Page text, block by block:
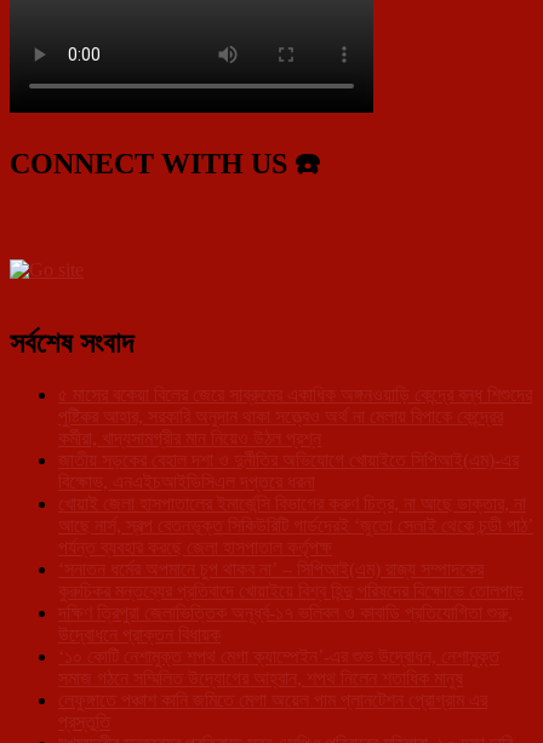
CONNECT WITH US ☎️
সর্বশেষ সংবাদ
৫ মাসের বকেয়া বিলের জেরে সাব্রুমের একাধিক অঙ্গনওয়াড়ি কেন্দ্রে বন্ধ শিশুদের
পুষ্টিকর আহার, সরকারি অনুদান থাকা সত্ত্বেও অর্থ না মেলায় বিপাকে কেন্দ্রের
কর্মীরা, খাদ্যসামগ্রীর মান নিয়েও উঠল প্রশ্ন
জাতীয় সড়কের বেহাল দশা ও দুর্নীতির অভিযোগে খোয়াইতে সিপিআই(এম)-এর
বিক্ষোভ, এনএইচআইডিসিএল দপ্তরে ধরনা
খোয়াই জেলা হাসপাতালের ইমার্জেন্সি বিভাগের করুণ চিত্র, না আছে ডাক্তার, না
আছে নার্স, স্বল্প বেতনভূক্ত সিকিউরিটি গার্ডদেরই ‘জুতো সেলাই থেকে চন্ডী পাঠ’
পর্যন্ত ব্যবহার করছে জেলা হাসপাতাল কর্তৃপক্ষ
‘সনাতন ধর্মের অপমানে চুপ থাকব না’ – সিপিআই(এম) রাজ্য সম্পাদকের
কুরুচিকর মন্তব্যের প্রতিবাদে খোয়াইয়ে বিশ্ব হিন্দু পরিষদের বিক্ষোভে তোলপাড়
দক্ষিণ ত্রিপুরা জেলাভিত্তিক অনূর্ধ্ব-১৭ ভলিবল ও কাবাডি প্রতিযোগিতা শুরু,
উদ্বোধনে প্রাক্তন বিধায়ক
‘১০ কোটি নেশামুক্ত শপথ মেগা ক্যাম্পেইন’-এর শুভ উদ্বোধন, নেশামুক্ত
সমাজ গঠনে সম্মিলিত উদ্যোগের আহ্বান, শপথ নিলেন শতাধিক মানুষ
লেফুঙ্গাতে পঞ্চাশ কানি জমিতে মেগা অয়েল পাম প্লানটেশন প্রোগ্রাম এর
প্রস্তুতি